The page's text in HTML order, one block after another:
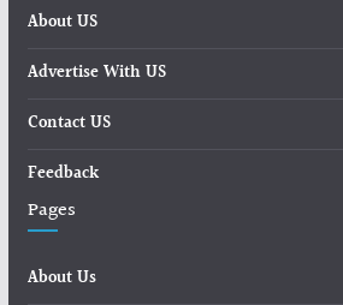
About US
Advertise With US
Contact US
Feedback
Pages
About Us